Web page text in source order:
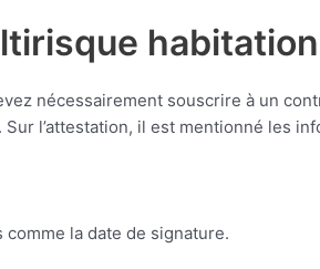
habitation
nécessairement souscrire à un
l’attestation, il est mentionné les
la date de signature.